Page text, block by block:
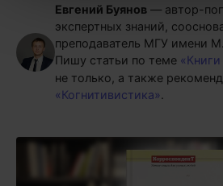
Евгений Буянов — автор-
экспертных знаний,
преподаватель МГУ имени
Пишу статьи по теме
не только, а также
«Когнитивистика».